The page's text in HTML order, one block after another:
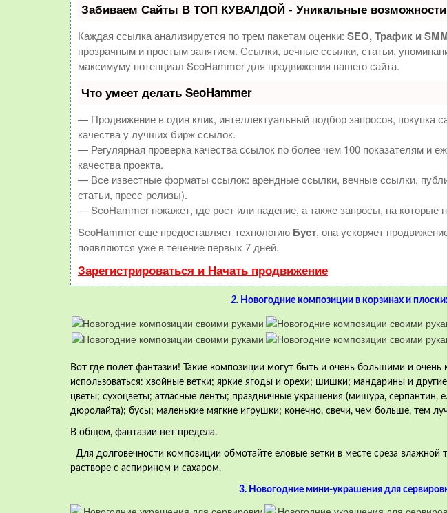
Забиваем Сайты В ТОП КУВАЛДОЙ - Уникальные возможности
Каждая ссылка анализируется по трем пакетам оценки: SEO, Трафик и
прозрачным и простым занятием. Ссылки, вечные ссылки, статьи,
максимуму потенциал SeoHammer для продвижения вашего сайта.
Что умеет делать SeoHammer
— Продвижение в один клик, интеллектуальный подбор запросов, покупка
качества у лучших бирж ссылок.
— Регулярная проверка качества ссылок по более чем 100 показателям и
качества проекта.
— Все известные форматы ссылок: арендные ссылки, вечные ссылки,
статьи, пресс-релизы).
— SeoHammer покажет, где рост или падение, а также запросы, на которые
SeoHammer еще предоставляет технологию Буст, она ускоряет
появляются уже в течение первых 7 дней.
Зарегистрироваться и Начать продвижение
2. Новогодние композиции в корзинах и
Вот где полет фантазии! Такие композиции могут быть и очень большими и
использоваться: хвойные ветки; яркие ягоды и орехи; шишки; мандарины и
цветы; сухоцветы; атласные ленты; праздничные украшения (мишура, серпантин,
дюролайта); бусы; маленькие мягкие игрушки; конечно, свечи, чем больше, тем
В общем, фантазии нет предела.
Для долговечности композиции обмотайте еловые ветки в месте среза влажной
растворе с аспирином и сахаром.
3. Новогодние мини-украшения для